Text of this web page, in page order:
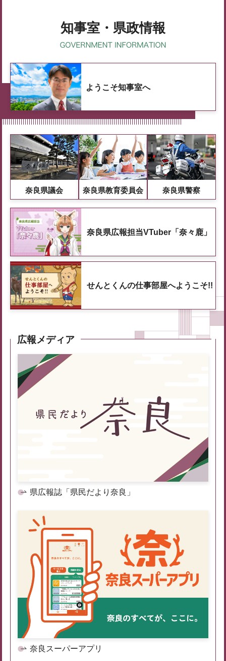
知事室・県政情報
ようこそ知事室へ
奈良県議会 奈良県教育委員会 奈良県警察
奈良県広報担当VTuber「奈々鹿」
せんとくんの仕事部屋へようこそ!!
広報メディア
県広報誌「県民だより奈良」
奈良スーパーアプリ